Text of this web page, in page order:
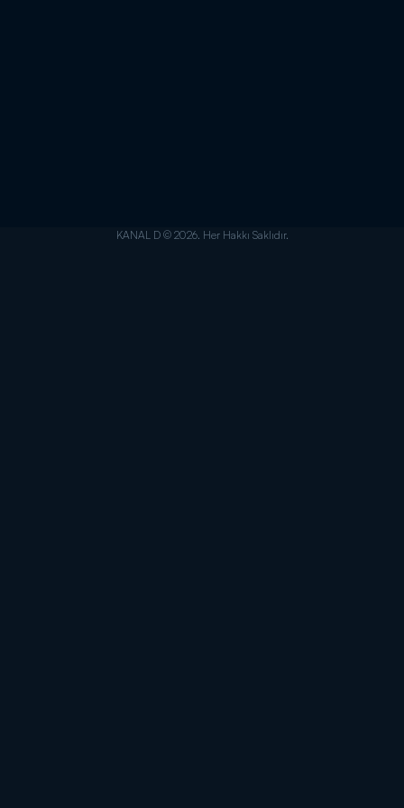
KANAL D © 2026. Her Hakkı Saklıdır.